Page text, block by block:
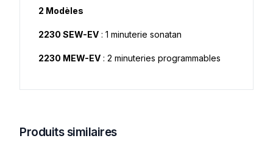
2 Modèles
2230 SEW-EV : 1 minuterie sonatan
2230 MEW-EV : 2 minuteries programmables
Produits similaires